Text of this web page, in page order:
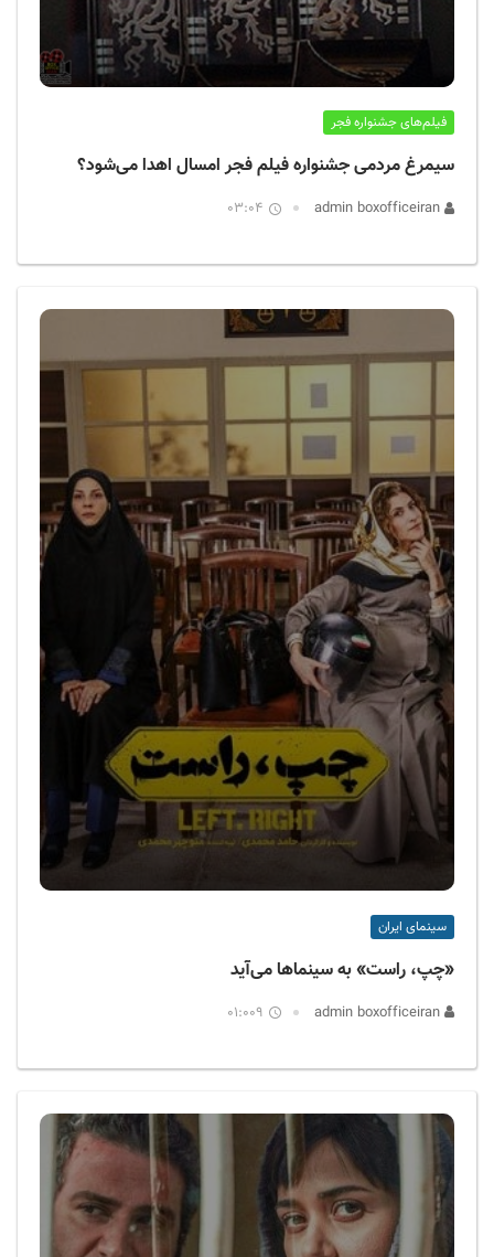
فیلم‌های جشنواره فجر
سیمرغ مردمی جشنواره فیلم فجر امسال اهدا می‌شود؟
03:04
سینمای ایران
«چپ، راست» به سینماها می‌آید
01:009